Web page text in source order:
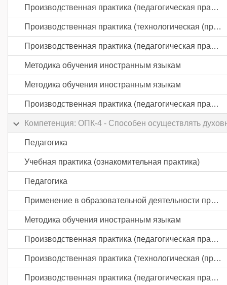
Производственная практика (педагогическая практика) часть 1
Производственная практика (технологическая (проектно-технологическая) практика)
Производственная практика (педагогическая практика) часть 2
Методика обучения иностранным языкам
Методика обучения иностранным языкам
Производственная практика (педагогическая практика) часть 3
Компетенция: ОПК-4 - Способен осуществлять
Педагогика
Учебная практика (ознакомительная практика)
Педагогика
Применение в образовательной деятельности проблематики геноцида советского народа в годы Великой Отечественной войны на основе проекта "Без срока давности"
Методика обучения иностранным языкам
Производственная практика (педагогическая практика) часть 1
Производственная практика (технологическая (проектно-технологическая) практика)
Производственная практика (педагогическая практика) часть 2